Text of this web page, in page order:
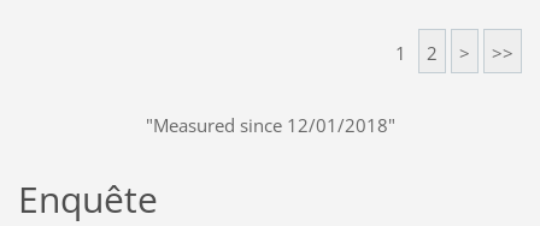
1 2 > >>
"Measured since 12/01/2018"
Enquête